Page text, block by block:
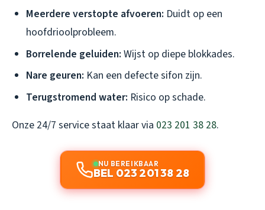
Meerdere verstopte afvoeren: Duidt op een
hoofdrioolprobleem.
Borrelende geluiden: Wijst op diepe blokkades.
Nare geuren: Kan een defecte sifon zijn.
Terugstromend water: Risico op schade.
Onze 24/7 service staat klaar via 023 201 38 28.
NU BEREIKBAAR
BEL 023 201 38 28